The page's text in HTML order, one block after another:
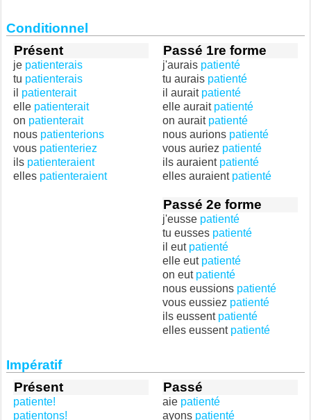
Conditionnel
Présent
je patienterais
tu patienterais
il patienterait
elle patienterait
on patienterait
nous patienterions
vous patienteriez
ils patienteraient
elles patienteraient
Passé 1re forme
j'aurais patienté
tu aurais patienté
il aurait patienté
elle aurait patienté
on aurait patienté
nous aurions patienté
vous auriez patienté
ils auraient patienté
elles auraient patienté
Passé 2e forme
j'eusse patienté
tu eusses patienté
il eut patienté
elle eut patienté
on eut patienté
nous eussions patienté
vous eussiez patienté
ils eussent patienté
elles eussent patienté
Impératif
Présent
patiente!
patientons!
Passé
aie patienté
ayons patienté